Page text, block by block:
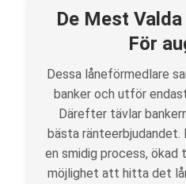
De Mest
För
Dessa låneförmedlare
banker och utför
Därefter tävlar
bästa ränteerbjudandet.
en smidig process,
möjlighet att hitta det